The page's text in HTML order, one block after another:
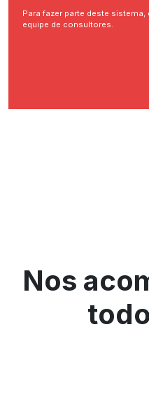
Para fazer parte deste
equipe de consultores.
Nos